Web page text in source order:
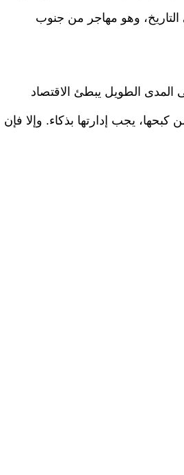
وهو مهاجر من جنوب
المدى الطويل يبطئ الاقتصاد
كبحها، يجب إدارتها بذكاء. وإلا فإن